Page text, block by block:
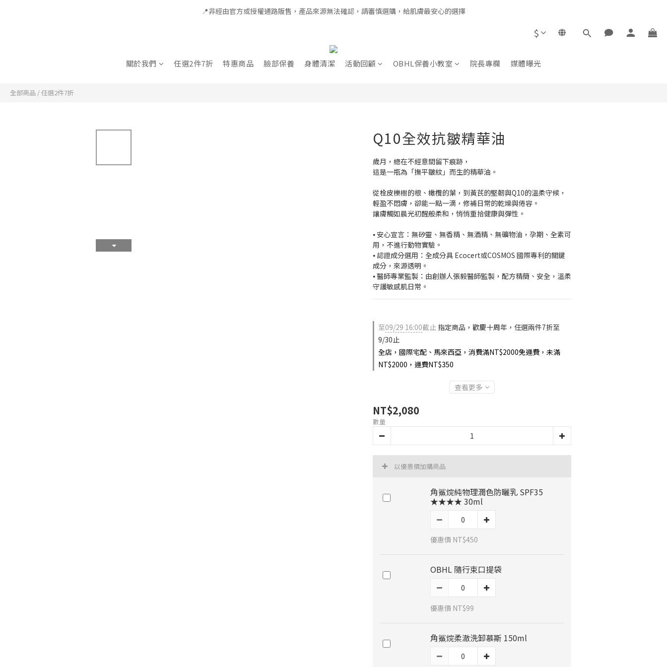
全館滿千免運 × 新用戶即享 $100 禮遇
📍非經由官方或授權通路販售，產品來源無法確認，請審慎選購，給肌膚最安心的選擇
$
關於我們 任選2件7折 特惠商品 臉部保養 身體清潔 活動回顧 OBHL保養小教室 院長專欄 媒體曝光
全部商品 /任選2件7折
Q10全效抗皺精華油
歲月，總在不經意間留下痕跡，
這是一瓶為「撫平皺紋」而生的精華油。
從栓皮櫟樹的根、橄欖的葉，到黃芪的堅韌與Q10的溫柔守候，
輕盈不悶膚，卻能一點一滴，修補日常的乾燥與倦容。
讓膚觸如晨光初醒般柔和，悄悄重拾健康與彈性。
⦁ 安心宣言：無矽靈、無香精、無酒精、無礦物油，孕期、全素可
用，不進行動物實驗。
⦁ 認證成分選用：全成分具 Ecocert或COSMOS 國際專利的關鍵
成分，來源透明。
⦁ 醫師專業監製：由創辦人張毅醫師監製，配方精簡、安全，溫柔
守護敏感肌日常。
至09/29 16:00截止 指定商品，歡慶十周年，任選兩件7折至
9/30止
全店，國際宅配、馬來西亞，消費滿NT$2000免運費，未滿
NT$2000，運費NT$350
查看更多
NT$2,080
數量
以優惠價加購商品
角鯊烷純物理潤色防曬乳 SPF35
★★★★ 30ml
優惠價 NT$450
OBHL 隨行束口提袋
優惠價 NT$99
角鯊烷柔澈洗卸慕斯 150ml
立即購買